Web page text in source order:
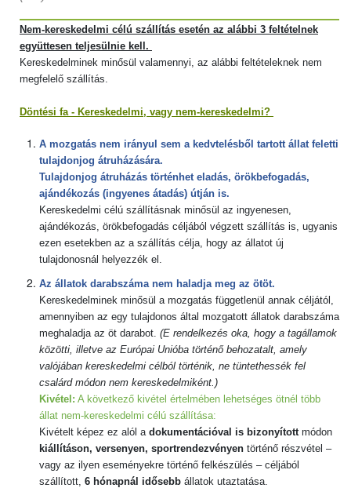
Nem-kereskedelmi célú szállítás esetén az alábbi 3 feltételnek
együttesen teljesülnie kell.
Kereskedelminek minősül valamennyi, az alábbi feltételeknek nem
megfelelő szállítás.
Döntési fa - Kereskedelmi, vagy nem-kereskedelmi?
A mozgatás nem irányul sem a kedvtelésből tartott állat feletti
tulajdonjog átruházására.
Tulajdonjog átruházás történhet eladás, örökbefogadás,
ajándékozás (ingyenes átadás) útján is.
Kereskedelmi célú szállításnak minősül az ingyenesen,
ajándékozás, örökbefogadás céljából végzett szállítás is, ugyanis
ezen esetekben az a szállítás célja, hogy az állatot új
tulajdonosnál helyezzék el.
Az állatok darabszáma nem haladja meg az ötöt.
Kereskedelminek minősül a mozgatás függetlenül annak céljától,
amennyiben az egy tulajdonos által mozgatott állatok darabszáma
meghaladja az öt darabot. (E rendelkezés oka, hogy a tagállamok
közötti, illetve az Európai Unióba történő behozatalt, amely
valójában kereskedelmi célból történik, ne tüntethessék fel
csalárd módon nem kereskedelmiként.)
Kivétel: A következő kivétel értelmében lehetséges ötnél több
állat nem-kereskedelmi célú szállítása:
Kivételt képez ez alól a dokumentációval is bizonyított módon
kiállításon, versenyen, sportrendezvényen történő részvétel –
vagy az ilyen eseményekre történő felkészülés – céljából
szállított, 6 hónapnál idősebb állatok utaztatása.